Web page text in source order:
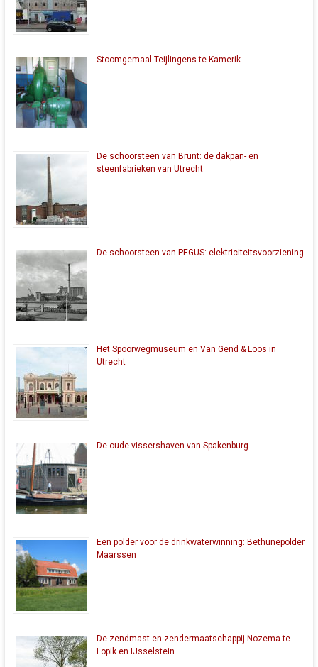
Stoomgemaal Teijlingens te Kamerik
De schoorsteen van Brunt: de dakpan- en
steenfabrieken van Utrecht
De schoorsteen van PEGUS: elektriciteitsvoorziening
Het Spoorwegmuseum en Van Gend & Loos in
Utrecht
De oude vissershaven van Spakenburg
Een polder voor de drinkwaterwinning: Bethunepolder
Maarssen
De zendmast en zendermaatschappij Nozema te
Lopik en IJsselstein